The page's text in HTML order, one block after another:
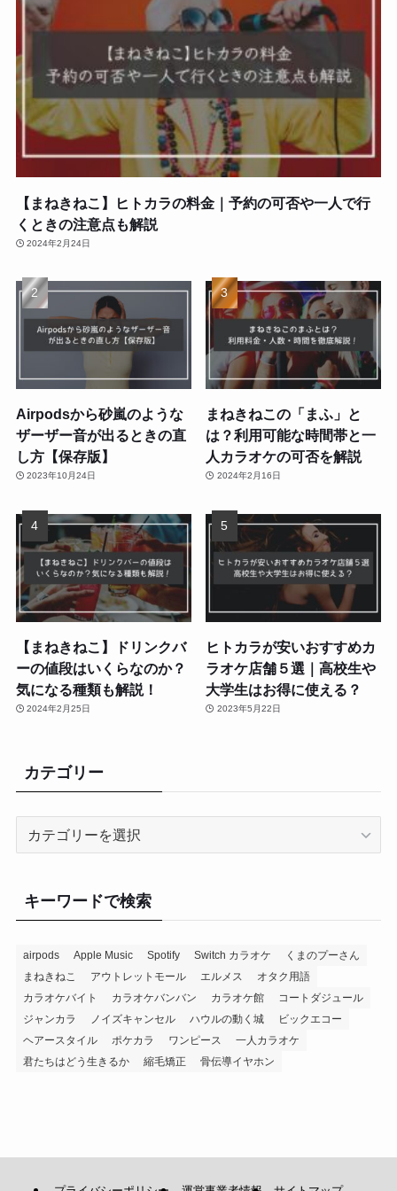
【まねきねこ】ヒトカラの料金｜予約の可否や一人で行
くときの注意点も解説
2024年2月24日
Airpodsから砂嵐のような
ザーザー音が出るときの直
し方【保存版】
2023年10月24日
まねきねこの「まふ」と
は？利用可能な時間帯と一
人カラオケの可否を解説
2024年2月16日
【まねきねこ】ドリンクバ
ーの値段はいくらなのか？
気になる種類も解説！
2024年2月25日
ヒトカラが安いおすすめカ
ラオケ店舗５選｜高校生や
大学生はお得に使える？
2023年5月22日
カテゴリー
キーワードで検索
airpods Apple Music Spotify Switch カラオケ
くまのプーさん
まねきねこ
アウトレットモール エルメス
オタク用語
カラオケバイト
カラオケバンバン カラオケ館
コートダジュール
ジャンカラ
ノイズキャンセル ハウルの動く城
ビックエコー
ヘアースタイル
ポケカラ ワンピース
一人カラオケ
君たちはどう生きるか
縮毛矯正 骨伝導イヤホン